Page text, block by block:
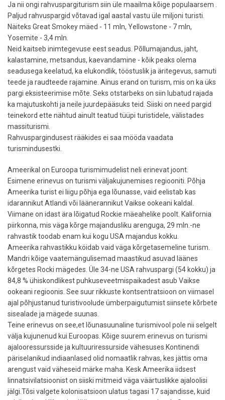
Ja nii ongi rahvuspargiturism siin üle maailma kõige populaarsem .
Paljud rahvuspargid võtavad igal aastal vastu üle miljoni turisti.
Näiteks Great Smokey mäed - 11 mln, Yellowstone - 7 mln,
Yosemite - 3,4 mln.
Neid kaitseb inimtegevuse eest seadus. Põllumajandus, jaht,
kalastamine, metsandus, kaevandamine - kõik peaks olema
seadusega keelatud, ka elukondlik, tööstuslik ja äritegevus, samuti
teede ja raudteede rajamine. Ainus erand on turism, mis on ka üks
pargi eksisteerimise mõte. Seks otstarbeks on siin lubatud rajada
ka majutuskohti ja neile juurdepääsuks teid. Siiski on need pargid
teinekord ette nähtud ainult teatud tüüpi turistidele, välistades
massiturismi.
Rahvuspargindusest rääkides ei saa mööda vaadata
turismindusestki.
Ameerikal on Euroopa turismimudelist neli erinevat joont.
Esimene erinevus on turismi väljakujunemises regiooniti. Põhja
Ameerika turist ei liigu põhja ega lõunasse, vaid eelistab kas
idarannikut Atlandi või läänerannikut Vaikse ookeani kaldal.
Viimane on idast ära lõigatud Rockie mäeahelike poolt. Kalifornia
piirkonna, mis väga kõrge majandusliku arenguga, 29 mln.-ne
rahvastik toodab enam kui kogu USA majandus kokku.
Ameerika rahvastikku köidab vaid väga kõrgetasemeline turism.
Mandri kõige vaatemängulisemad maastikud asuvad läänes
kõrgetes Rocki mägedes. Üle 34-ne USA rahvuspargi (54 kokku) ja
84,8 % ühiskondlikest puhkuseveetmispaikadest asub Vaikse
ookeani regioonis. See suur rikkuste kontsentratsioon on viimasel
ajal põhjustanud turistivoolude ümberpaigutumist siinsete kõrbete
sisealade ja mägede suunas.
Teine erinevus on see,et lõunasuunaline turismivool pole nii selgelt
välja kujunenud kui Euroopas. Kõige suurem erinevus on turismi
ajalooressursside ja kultuuriressurside vähesuses.Kontinendi
päriselanikud indiaanlased olid nomaatlik rahvas, kes jättis oma
arengust vaid väheseid märke maha. Kesk Ameerika iidsest
linnatsivilatsioonist on siiski mitmeid väga väärtuslikke ajaloolisi
jälgi.Tõsi valgete kolonisatsioon ulatus tagasi 17 sajandisse, kuid